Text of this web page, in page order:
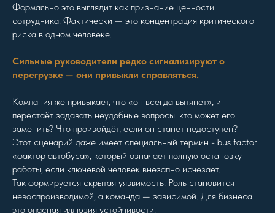
Формально это выглядит как признание ценности
сотрудника. Фактически — это концентрация критического
риска в одном человеке.
Сильные руководители редко сигнализируют о
перегрузке — они привыкли справляться.
Компания же привыкает, что «он всегда вытянет», и
перестаёт задавать неудобные вопросы: кто может его
заменить? Что произойдёт, если он станет недоступен?
Этот сценарий даже имеет специальный термин - bus factor
«фактор автобуса», который означает полную остановку
работы, если ключевой человек внезапно исчезает.
Так формируется скрытая уязвимость. Роль становится
невоспроизводимой, а команда — зависимой. Для бизнеса
это опасная иллюзия устойчивости.